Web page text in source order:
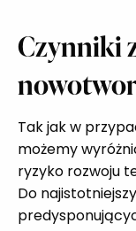
Czynniki
Tak jak w
możemy
ryzyko rozwoju
Do